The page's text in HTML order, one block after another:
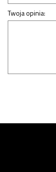
Twoja opinia: